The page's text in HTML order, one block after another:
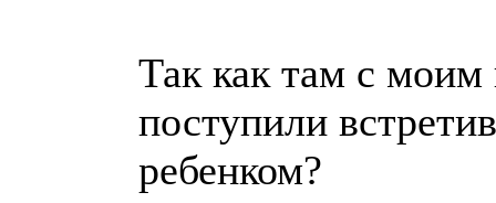
Так как там с
поступили
ребенком?